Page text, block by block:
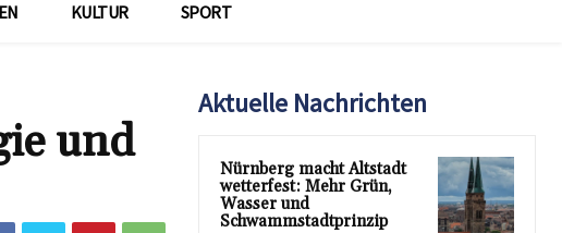
KULTUR SPORT
und
Aktuelle Nachrichten
Nürnberg macht Altstadt
wetterfest: Mehr Grün,
Wasser und
Schwammstadtprinzip